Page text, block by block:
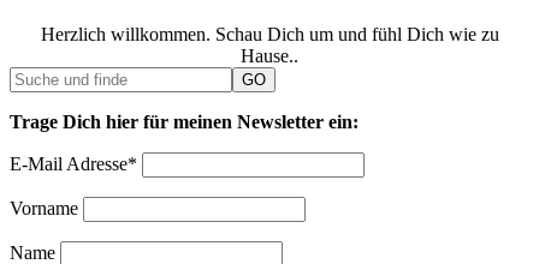
Herzlich willkommen. Schau Dich um und fühl Dich wie zu
Hause..
Trage Dich hier für meinen Newsletter ein:
E-Mail Adresse*
Vorname
Name